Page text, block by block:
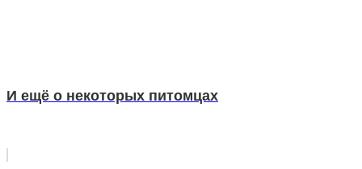
И ещё о некоторых питомцах